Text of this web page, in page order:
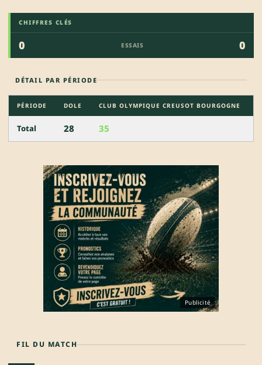
CHIFFRES CLÉS
0 ESSAIS 0
DÉTAIL PAR PÉRIODE
PÉRIODE DOLE CLUB OLYMPIQUE CREUSOT BOURGOGNE
Total 28 35
Publicité
FIL DU MATCH